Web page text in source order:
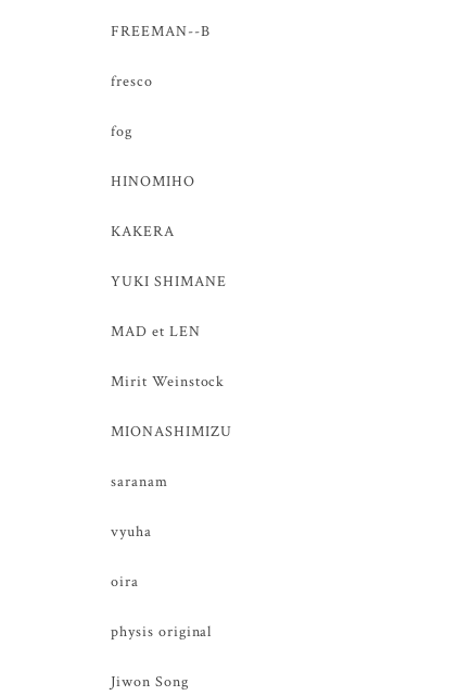
FREEMAN--B
fresco
fog
HINOMIHO
KAKERA
YUKI SHIMANE
MAD et LEN
Mirit Weinstock
MIONASHIMIZU
saranam
vyuha
oira
physis original
Jiwon Song